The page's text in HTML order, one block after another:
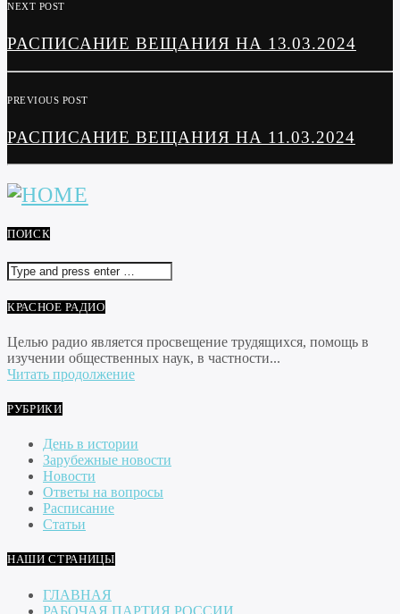
NEXT POST
РАСПИСАНИЕ ВЕЩАНИЯ НА 13.03.2024
PREVIOUS POST
РАСПИСАНИЕ ВЕЩАНИЯ НА 11.03.2024
ПОИСК
КРАСНОЕ РАДИО
Целью радио является просвещение трудящихся, помощь в
изучении общественных наук, в частности...
Читать продолжение
РУБРИКИ
День в истории
Зарубежные новости
Новости
Ответы на вопросы
Расписание
Статьи
НАШИ СТРАНИЦЫ
ГЛАВНАЯ
РАБОЧАЯ ПАРТИЯ РОССИИ